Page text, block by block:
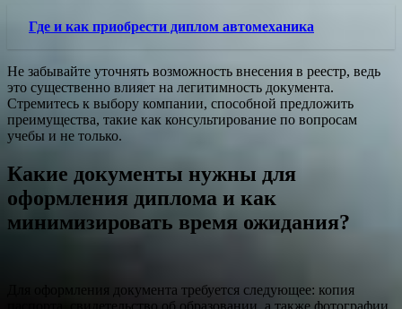
Где и как приобрести диплом автомеханика
Не забывайте уточнять возможность внесения в реестр, ведь
это существенно влияет на легитимность документа.
Стремитесь к выбору компании, способной предложить
преимущества, такие как консультирование по вопросам
учебы и не только.
Какие документы нужны для
оформления диплома и как
минимизировать время ожидания?
Для оформления документа требуется следующее: копия